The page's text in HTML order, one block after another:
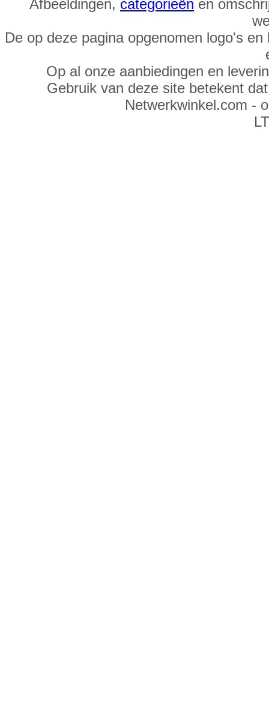
Afbeeldingen, categorieën en
De op deze pagina opgenomen logo's
Op al onze aanbiedingen en
Gebruik van deze site betekent
Netwerkwinkel.com -